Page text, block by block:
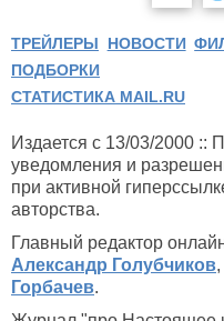
ТРЕЙЛЕРЫ НОВОСТИ
ПОДБОРКИ
СТАТИСТИКА MAIL.RU
Издается с 13/03/2000 ::
уведомления и
при активной
авторства.
Главный редактор
Александр Голубчиков
Горбачев.